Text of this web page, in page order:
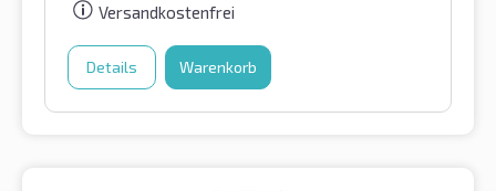
Versandkostenfrei
Details Warenkorb